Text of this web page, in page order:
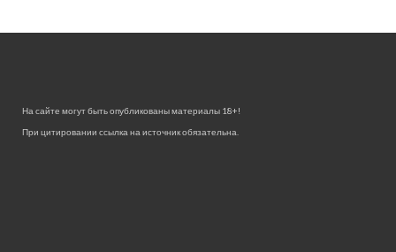
На сайте могут быть опубликованы материалы 18+!
При цитировании ссылка на источник обязательна.